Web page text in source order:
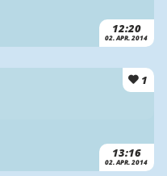
12:20
02. APR. 2014
1
13:16
02. APR. 2014